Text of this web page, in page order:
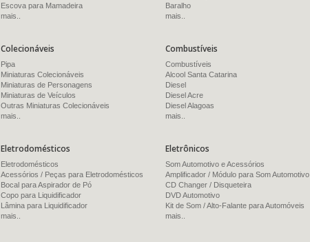
Escova para Mamadeira
mais..
Baralho
mais..
Colecionáveis
Pipa
Miniaturas Colecionáveis
Miniaturas de Personagens
Miniaturas de Veículos
Outras Miniaturas Colecionáveis
mais..
Combustíveis
Combustíveis
Alcool Santa Catarina
Diesel
Diesel Acre
Diesel Alagoas
mais..
Eletrodomésticos
Eletrodomésticos
Acessórios / Peças para Eletrodomésticos
Bocal para Aspirador de Pó
Copo para Liquidificador
Lâmina para Liquidificador
mais..
Eletrônicos
Som Automotivo e Acessórios
Amplificador / Módulo para Som Automotivo
CD Changer / Disqueteira
DVD Automotivo
Kit de Som / Alto-Falante para Automóveis
mais..